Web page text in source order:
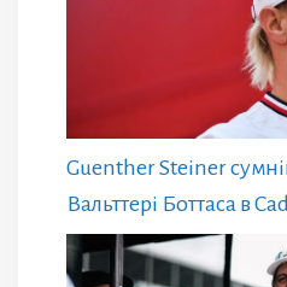
Guenther Steiner
Вальттері Боттаса в